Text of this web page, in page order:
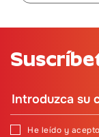
He leído y acepto